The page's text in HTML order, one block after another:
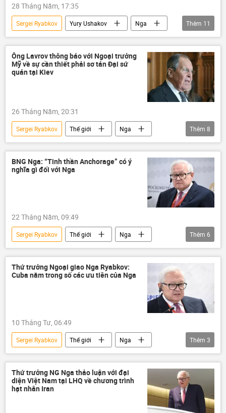
28 Tháng Năm, 17:35
Sergei Ryabkov Yury Ushakov
Nga
LNR
Chính trị
Thế giới
xung đột quân sự
xung đột
Cuộc khủng hoảng ở Ukraina
Ukraina
Chiến dịch quân sự đặc biệt tại Ukraina
Thêm 11
Ông Lavrov thông báo với Ngoại trưởng
Mỹ về sự cần thiết phải sơ tán Đại sứ
quán tại Kiev
26 Tháng Năm, 20:31
Sergei Ryabkov Thế giới
Nga
Bộ Ngoại giao Nga
Sergey Lavrov
Hoa Kỳ
đại sứ quán
Kiev
Ukraina
Cuộc khủng hoảng ở Ukraina
Thêm 8
BNG Nga: “Tinh thần Anchorage” có ý
nghĩa gì đối với Nga
22 Tháng Năm, 09:49
Sergei Ryabkov Thế giới
Nga
Hoa Kỳ
Bộ Ngoại giao Nga
Donald Trump
Vladimir Putin
Alaska
Cuộc gặp giữa Vladimir Putin và Donald Trump tại Alaska
Thêm 6
Thứ trưởng Ngoại giao Nga Ryabkov:
Cuba nằm trong số các ưu tiên của Nga
10 Tháng Tư, 06:49
Sergei Ryabkov Thế giới
Nga
Cuba
dầu mỏ Hoa Kỳ
Thêm 3
Thứ trưởng NG Nga thảo luận với đại
diện Việt Nam tại LHQ về chương trình
hạt nhân Iran